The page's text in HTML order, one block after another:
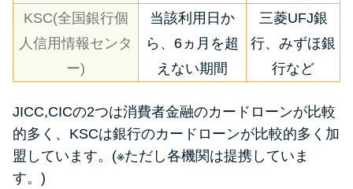
KSC(全国銀行個
人信用情報センタ
ー)
当該利用日か
ら、6ヵ月を超
えない期間
三菱UFJ銀
行、みずほ銀
行など
JICC,CICの2つは消費者金融のカードローンが比較
的多く、KSCは銀行のカードローンが比較的多く加
盟しています。(※ただし各機関は提携していま
す。)